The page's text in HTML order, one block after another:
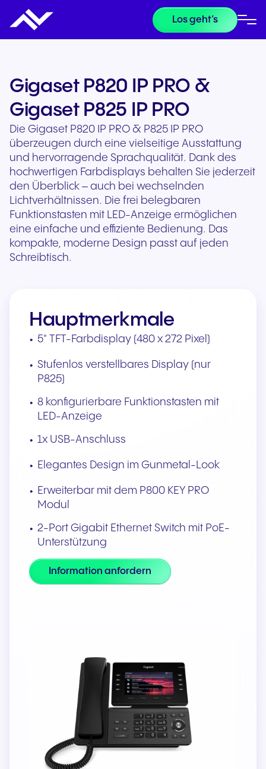
Los geht’s
Gigaset P820 IP PRO &
Gigaset P825 IP PRO
Die Gigaset P820 IP PRO & P825 IP PRO
überzeugen durch eine vielseitige Ausstattung
und hervorragende Sprachqualität. Dank des
hochwertigen Farbdisplays behalten Sie jederzeit
den Überblick – auch bei wechselnden
Lichtverhältnissen. Die frei belegbaren
Funktionstasten mit LED-Anzeige ermöglichen
eine einfache und effiziente Bedienung. Das
kompakte, moderne Design passt auf jeden
Schreibtisch.
Hauptmerkmale
5" TFT-Farbdisplay (480 x 272 Pixel)
Stufenlos verstellbares Display (nur
P825)
8 konfigurierbare Funktionstasten mit
LED-Anzeige
1x USB-Anschluss
Elegantes Design im Gunmetal-Look
Erweiterbar mit dem P800 KEY PRO
Modul
2-Port Gigabit Ethernet Switch mit PoE-
Unterstützung
Information anfordern